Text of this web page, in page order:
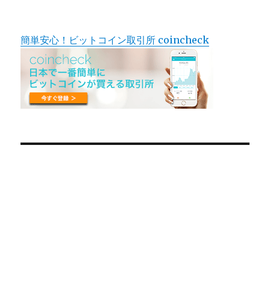
簡単安心！ビットコイン取引所 coincheck